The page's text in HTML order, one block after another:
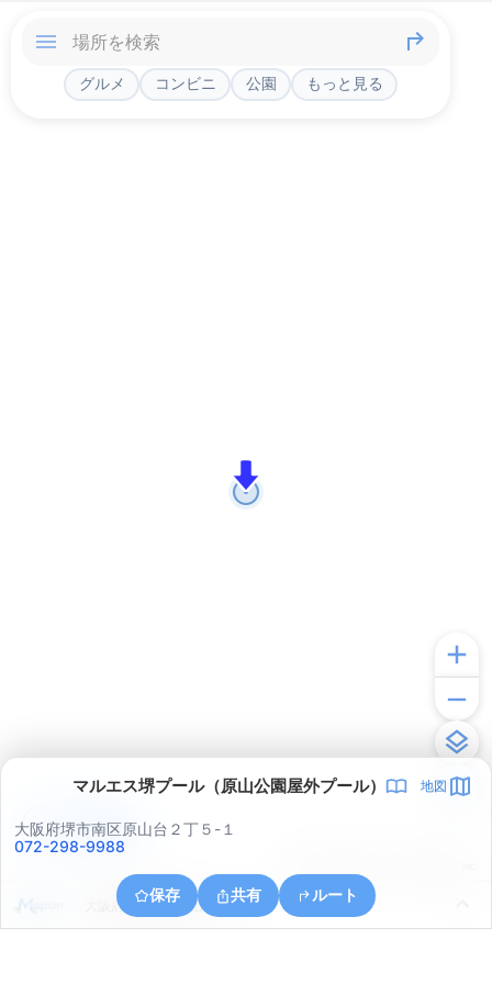
グルメ コンビニ 公園 もっと見る
マルエス堺プール（原山公園屋外プール） 地図
大阪府堺市南区原山台２丁５-１
072-298-9988
保存 共有 ルート
大阪府堺市南区城山台３丁１
アプリで見る